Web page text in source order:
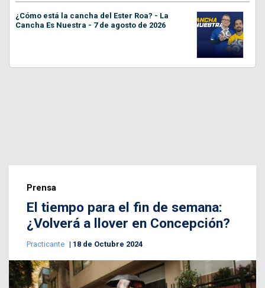
¿Cómo está la cancha del Ester Roa? - La
Cancha Es Nuestra - 7 de agosto de 2026
Prensa
El tiempo para el fin de semana:
¿Volverá a llover en Concepción?
Practicante 18 de Octubre 2024